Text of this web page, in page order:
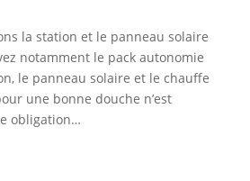
la station et le panneau solaire
notamment le pack autonomie
le panneau solaire et le chauffe
une bonne douche n’est
obligation…